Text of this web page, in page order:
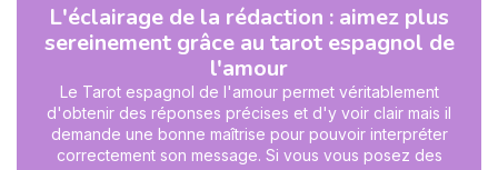
L'éclairage de la rédaction : aimez plus
sereinement grâce au tarot espagnol de
l'amour
Le Tarot espagnol de l'amour permet véritablement
d'obtenir des réponses précises et d'y voir clair mais il
demande une bonne maîtrise pour pouvoir interpréter
correctement son message. Si vous vous posez des